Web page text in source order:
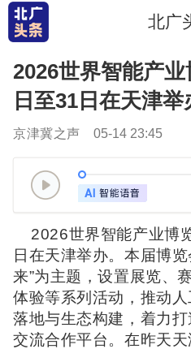
北广
2026世界智能产
日至31日在天津举
京津冀之声 05-14 23:45
2026世界智能产业博
日在天津举办。本届博
来”为主题，设置展览、
体验等系列活动，推动
落地与生态构建，着力
交流合作平台。在昨天